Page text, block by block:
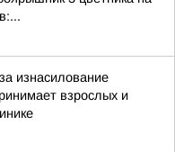
изнасилование
взрослых и